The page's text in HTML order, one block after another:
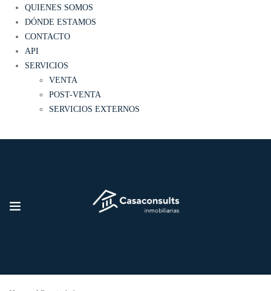
QUIENES SOMOS
DÓNDE ESTAMOS
CONTACTO
API
SERVICIOS
VENTA
POST-VENTA
SERVICIOS EXTERNOS